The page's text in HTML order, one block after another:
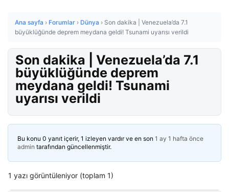
Ana sayfa › Forumlar › Dünya › Son dakika | Venezuela’da 7.1
büyüklüğünde deprem meydana geldi! Tsunami uyarısı verildi
Son dakika | Venezuela’da 7.1
büyüklüğünde deprem
meydana geldi! Tsunami
uyarısı verildi
Bu konu 0 yanıt içerir, 1 izleyen vardır ve en son 1 ay 1 hafta önce
admin tarafından güncellenmiştir.
1 yazı görüntüleniyor (toplam 1)